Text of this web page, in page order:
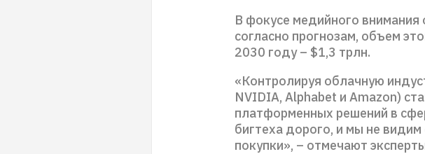
В фокусе медийного внимания
согласно прогнозам, объем
2030 году – $1,3 трлн.
«Контролируя облачную
NVIDIA, Alphabet и Amazon)
платформенных решений в
бигтеха дорого, и мы не
покупки», – отмечают